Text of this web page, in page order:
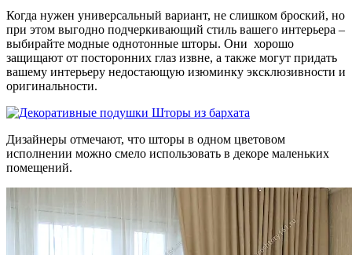
Когда нужен универсальный вариант, не слишком броский, но
при этом выгодно подчеркивающий стиль вашего интерьера –
выбирайте модные однотонные шторы. Они хорошо
защищают от посторонних глаз извне, а также могут придать
вашему интерьеру недостающую изюминку эксклюзивности и
оригинальности.
Дизайнеры отмечают, что шторы в одном цветовом
исполнении можно смело использовать в декоре маленьких
помещений.